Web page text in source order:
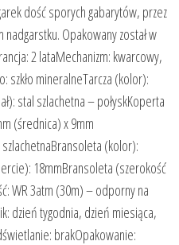
dość sporych gabarytów, przez
Opakowany został w
2 lataMechanizm: kwarcowy,
szkło mineralneTarcza (kolor):
stal szlachetna – połyskKoperta
(średnica) x 9mm
(kolor):
18mmBransoleta (szerokość
WR 3atm (30m) – odporny na
dzień tygodnia, dzień miesiąca,
brakOpakowanie: